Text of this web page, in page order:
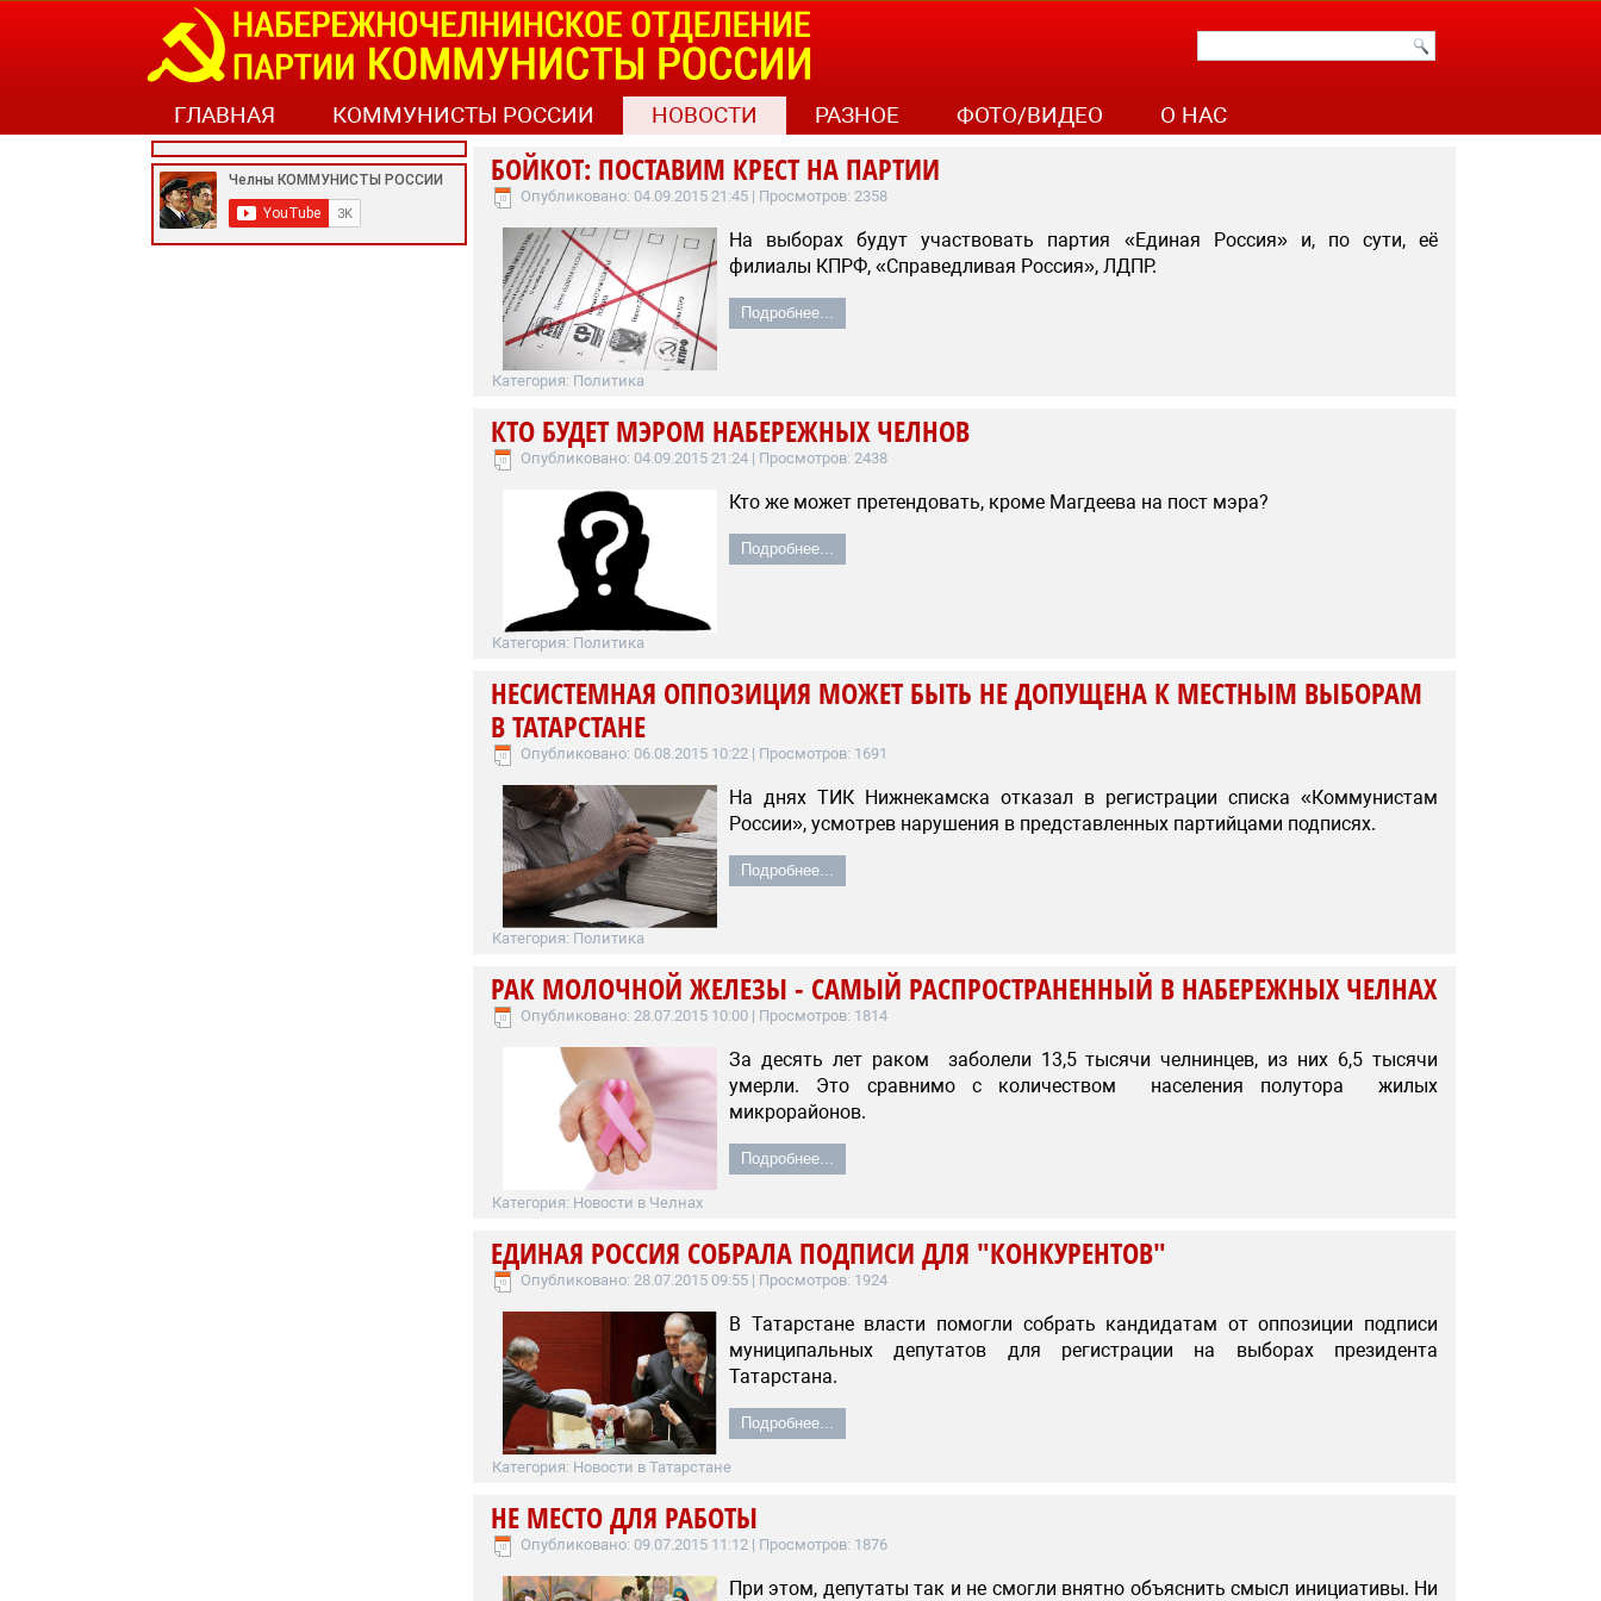
ГЛАВНАЯ КОММУНИСТЫ РОССИИ НОВОСТИ РАЗНОЕ ФОТО/ВИДЕО О НАС
БОЙКОТ: ПОСТАВИМ КРЕСТ НА ПАРТИИ
Опубликовано: 04.09.2015 21:45 | Просмотров: 2358
На выборах будут участвовать партия «Единая Россия» и, по сути, её
филиалы КПРФ, «Справедливая Россия», ЛДПР.
Подробнее...
Категория: Политика
КТО БУДЕТ МЭРОМ НАБЕРЕЖНЫХ ЧЕЛНОВ
Опубликовано: 04.09.2015 21:24 | Просмотров: 2438
Кто же может претендовать, кроме Магдеева на пост мэра?
Подробнее...
Категория: Политика
НЕСИСТЕМНАЯ ОППОЗИЦИЯ МОЖЕТ БЫТЬ НЕ ДОПУЩЕНА К МЕСТНЫМ ВЫБОРАМ
В ТАТАРСТАНЕ
Опубликовано: 06.08.2015 10:22 | Просмотров: 1691
На днях ТИК Нижнекамска отказал в регистрации списка «Коммунистам
России», усмотрев нарушения в представленных партийцами подписях.
Подробнее...
Категория: Политика
РАК МОЛОЧНОЙ ЖЕЛЕЗЫ - САМЫЙ РАСПРОСТРАНЕННЫЙ В НАБЕРЕЖНЫХ ЧЕЛНАХ
Опубликовано: 28.07.2015 10:00 | Просмотров: 1814
За десять лет раком заболели 13,5 тысячи челнинцев, из них 6,5 тысячи
умерли. Это сравнимо с количеством населения полутора жилых
микрорайонов.
Подробнее...
Категория: Новости в Челнах
ЕДИНАЯ РОССИЯ СОБРАЛА ПОДПИСИ ДЛЯ "КОНКУРЕНТОВ"
Опубликовано: 28.07.2015 09:55 | Просмотров: 1924
В Татарстане власти помогли собрать кандидатам от оппозиции подписи
муниципальных депутатов для регистрации на выборах президента
Татарстана.
Подробнее...
Категория: Новости в Татарстане
НЕ МЕСТО ДЛЯ РАБОТЫ
Опубликовано: 09.07.2015 11:12 | Просмотров: 1876
При этом, депутаты так и не смогли внятно объяснить смысл инициативы. Ни